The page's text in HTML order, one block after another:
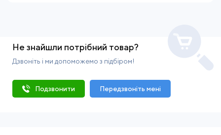
Не знайшли потрібний товар?
Дзвоніть і ми допоможемо з підбіром!
Подзвонити Передзвоніть мені